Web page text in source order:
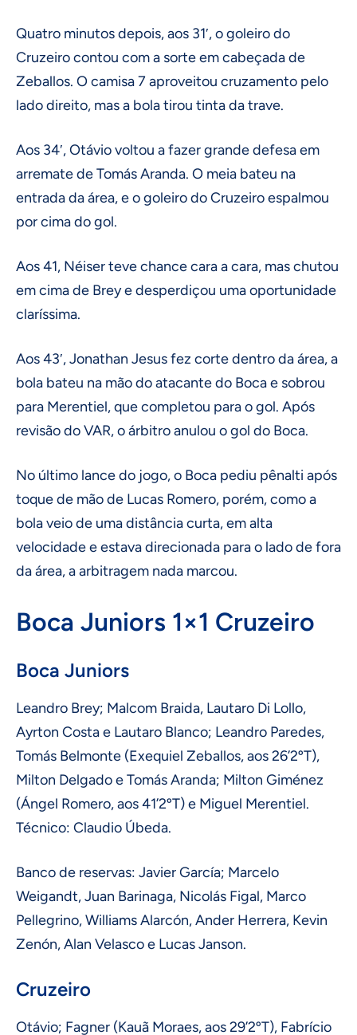
Quatro minutos depois, aos 31′, o goleiro do
Cruzeiro contou com a sorte em cabeçada de
Zeballos. O camisa 7 aproveitou cruzamento pelo
lado direito, mas a bola tirou tinta da trave.
Aos 34′, Otávio voltou a fazer grande defesa em
arremate de Tomás Aranda. O meia bateu na
entrada da área, e o goleiro do Cruzeiro espalmou
por cima do gol.
Aos 41, Néiser teve chance cara a cara, mas chutou
em cima de Brey e desperdiçou uma oportunidade
claríssima.
Aos 43′, Jonathan Jesus fez corte dentro da área, a
bola bateu na mão do atacante do Boca e sobrou
para Merentiel, que completou para o gol. Após
revisão do VAR, o árbitro anulou o gol do Boca.
No último lance do jogo, o Boca pediu pênalti após
toque de mão de Lucas Romero, porém, como a
bola veio de uma distância curta, em alta
velocidade e estava direcionada para o lado de fora
da área, a arbitragem nada marcou.
Boca Juniors 1×1 Cruzeiro
Boca Juniors
Leandro Brey; Malcom Braida, Lautaro Di Lollo,
Ayrton Costa e Lautaro Blanco; Leandro Paredes,
Tomás Belmonte (Exequiel Zeballos, aos 26’2ºT),
Milton Delgado e Tomás Aranda; Milton Giménez
(Ángel Romero, aos 41’2ºT) e Miguel Merentiel.
Técnico: Claudio Úbeda.
Banco de reservas: Javier García; Marcelo
Weigandt, Juan Barinaga, Nicolás Figal, Marco
Pellegrino, Williams Alarcón, Ander Herrera, Kevin
Zenón, Alan Velasco e Lucas Janson.
Cruzeiro
Otávio; Fagner (Kauã Moraes, aos 29’2ºT), Fabrício